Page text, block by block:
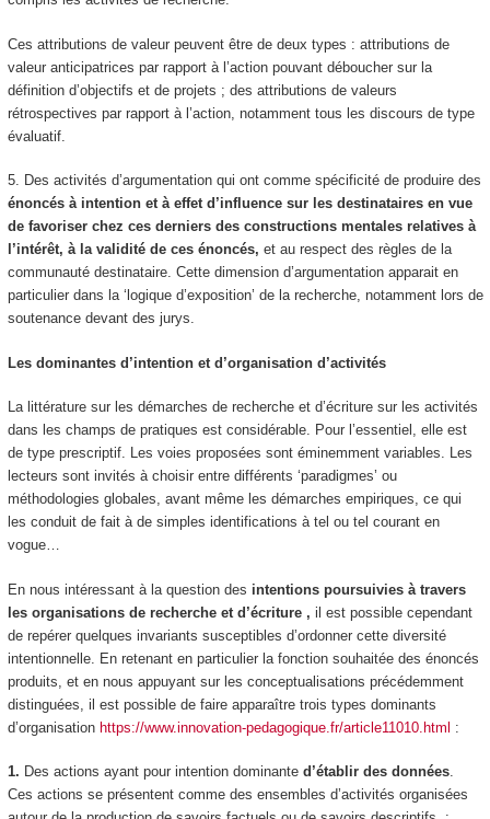
Ces attributions de valeur peuvent être de deux types : attributions de
valeur anticipatrices par rapport à l’action pouvant déboucher sur la
définition d’objectifs et de projets ; des attributions de valeurs
rétrospectives par rapport à l’action, notamment tous les discours de type
évaluatif.
5. Des activités d’argumentationqui ont comme spécificité de produire des
énoncés à intention et à effet d’influence sur les destinataires en vue
de favoriser chez ces derniers des constructions mentales relatives à
l’intérêt, à la validité de ces énoncés, et au respect des règles de la
communauté destinataire. Cette dimension d’argumentation apparait en
particulier dans la ‘logique d’exposition’ de la recherche, notamment lors de
soutenance devant des jurys.
Les dominantes d’intention et d’organisation d’activités
La littérature sur les démarches de recherche et d’écriture sur les activités
dans les champs de pratiques est considérable. Pour l’essentiel, elle est
de type prescriptif. Les voies proposées sont éminemment variables. Les
lecteurs sont invités à choisir entre différents ‘paradigmes’ ou
méthodologies globales, avant même les démarches empiriques, ce qui
les conduit de fait à de simples identifications à tel ou tel courant en
vogue…
En nous intéressant à la question des intentions poursuivies à travers
les organisations de recherche et d’écriture , il est possible cependant
de repérer quelques invariants susceptibles d’ordonner cette diversité
intentionnelle. En retenant en particulier la fonction souhaitée des énoncés
produits, et en nous appuyant sur les conceptualisations précédemment
distinguées, il est possible de faire apparaître trois types dominants
d’organisation https://www.innovation-pedagogique.fr/article11010.html :
1. Des actions ayant pour intention dominante d’établir des données.
Ces actions se présentent comme des ensembles d’activités organisées